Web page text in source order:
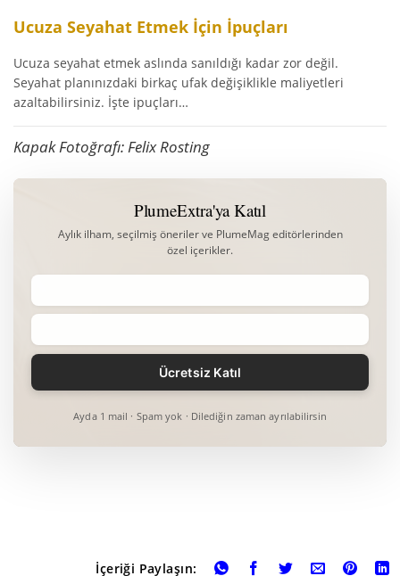
Ucuza Seyahat Etmek İçin İpuçları
Ucuza seyahat etmek aslında sanıldığı kadar zor değil.
Seyahat planınızdaki birkaç ufak değişiklikle maliyetleri
azaltabilirsiniz. İşte ipuçları…
Kapak Fotoğrafı: Felix Rosting
PlumeExtra'ya Katıl
Aylık ilham, seçilmiş öneriler ve PlumeMag editörlerinden
özel içerikler.
Ayda 1 mail · Spam yok · Dilediğin zaman ayrılabilirsin
İçeriği Paylaşın: